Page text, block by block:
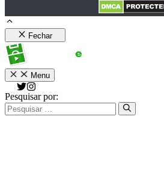
Fechar
Menu
Pesquisar por: